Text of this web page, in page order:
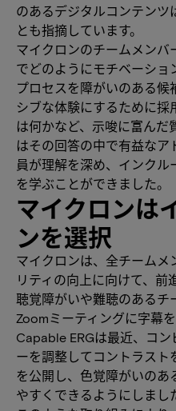
のあるデジタルコンテンツ
とも指摘しています。
マイクロンのチームメンバ
でどのようにモチベーシ
プロセスを障がいのある候
シブな体験にするために採
は何かなど、示唆に富んだ
はその回答の中で有益な
員が理解を深め、インク
を学ぶことができました。
マイクロンは
ンを選択
マイクロンは、全チームメ
リティの向上に向けて、前
聴覚障がいや難聴のあるチ
Zoomミーティングに字幕
Capable ERGは最近、コ
ーを調整してコントラスト
を公開し、色覚障がいのあ
やすくできるようにしまし